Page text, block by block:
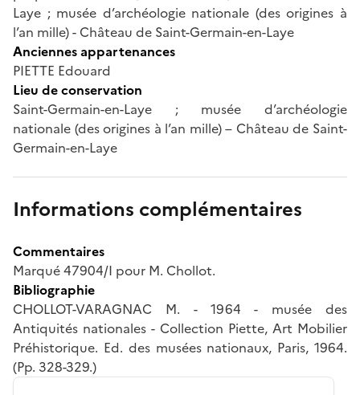
Laye ; musée d’archéologie nationale (des origines à
l’an mille) - Château de Saint-Germain-en-Laye
Anciennes appartenances
PIETTE Edouard
Lieu de conservation
Saint-Germain-en-Laye ; musée d’archéologie
nationale (des origines à l’an mille) – Château de Saint-
Germain-en-Laye
Informations complémentaires
Commentaires
Marqué 47904/I pour M. Chollot.
Bibliographie
CHOLLOT-VARAGNAC M. - 1964 - musée des
Antiquités nationales - Collection Piette, Art Mobilier
Préhistorique. Ed. des musées nationaux, Paris, 1964.
(Pp. 328-329.)